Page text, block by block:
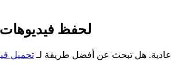
لحفظ فيديوهات
تتجاوز خدمات TikTokio المجانية لتحميل تيك توك مجرد تحميل ملفات MP4 عادية. هل تبحث عن أفضل طريقة لـ تحميل